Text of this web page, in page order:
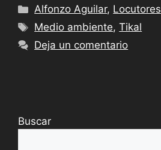
Categorías
Alfonzo Aguilar, Locutores
Etiquetas
Medio ambiente,Tikal
Deja un comentario
Buscar